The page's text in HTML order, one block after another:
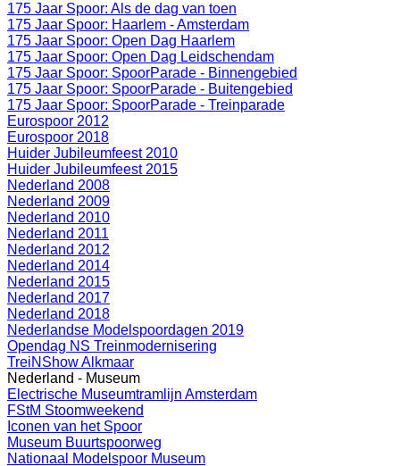
175 Jaar Spoor: Als de dag van toen
175 Jaar Spoor: Haarlem - Amsterdam
175 Jaar Spoor: Open Dag Haarlem
175 Jaar Spoor: Open Dag Leidschendam
175 Jaar Spoor: SpoorParade - Binnengebied
175 Jaar Spoor: SpoorParade - Buitengebied
175 Jaar Spoor: SpoorParade - Treinparade
Eurospoor 2012
Eurospoor 2018
Huider Jubileumfeest 2010
Huider Jubileumfeest 2015
Nederland 2008
Nederland 2009
Nederland 2010
Nederland 2011
Nederland 2012
Nederland 2014
Nederland 2015
Nederland 2017
Nederland 2018
Nederlandse Modelspoordagen 2019
Opendag NS Treinmodernisering
TreiNShow Alkmaar
Nederland - Museum
Electrische Museumtramlijn Amsterdam
FStM Stoomweekend
Iconen van het Spoor
Museum Buurtspoorweg
Nationaal Modelspoor Museum